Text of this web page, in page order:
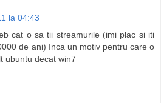
la 04:43
cat o sa tii streamurile (imi plac si iti
de ani) Inca un motiv pentru care o
ubuntu decat win7